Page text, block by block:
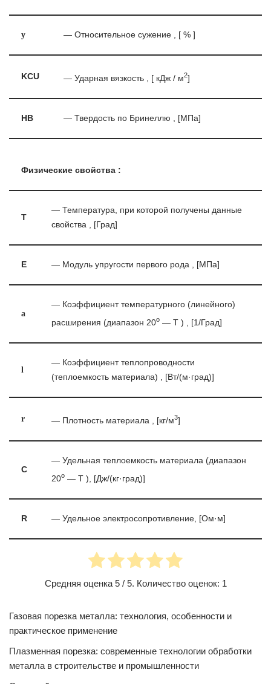
y — Относительное сужение , [ % ]
KCU — Ударная вязкость , [ кДж / м2]
HB — Твердость по Бринеллю , [МПа]
Физические свойства :
T
— Температура, при которой получены данные
свойства , [Град]
E — Модуль упругости первого рода , [МПа]
a
— Коэффициент температурного (линейного)
расширения (диапазон 20o — T ) , [1/Град]
l
— Коэффициент теплопроводности
(теплоемкость материала) , [Вт/(м·град)]
r — Плотность материала , [кг/м3]
C
— Удельная теплоемкость материала (диапазон
20o — T ), [Дж/(кг·град)]
R — Удельное электросопротивление, [Ом·м]
Средняя оценка 5/ 5. Количество оценок: 1
Газовая порезка металла: технология, особенности и
практическое применение
Плазменная порезка: современные технологии обработки
металла в строительстве и промышленности